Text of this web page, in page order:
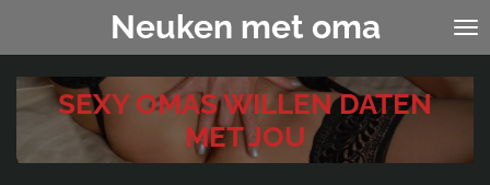
de
hoofdinhoud
Neuken met oma
SEXY OMAS WILLEN DATEN
MET JOU